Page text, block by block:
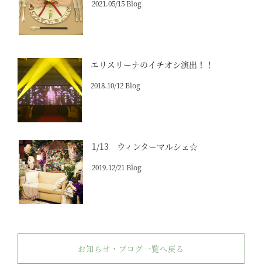
2021.05/15 Blog
エリスリーナのイチオシ演出！！
2018.10/12 Blog
1/13 ウィンターマルシェ☆
2019.12/21 Blog
お知らせ・ブログ一覧へ戻る